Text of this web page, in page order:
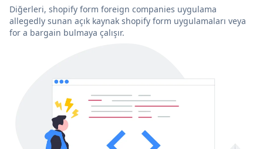
Diğerleri, shopify form foreign companies uygulama
allegedly sunan açık kaynak shopify form uygulamaları veya
for a bargain bulmaya çalışır.